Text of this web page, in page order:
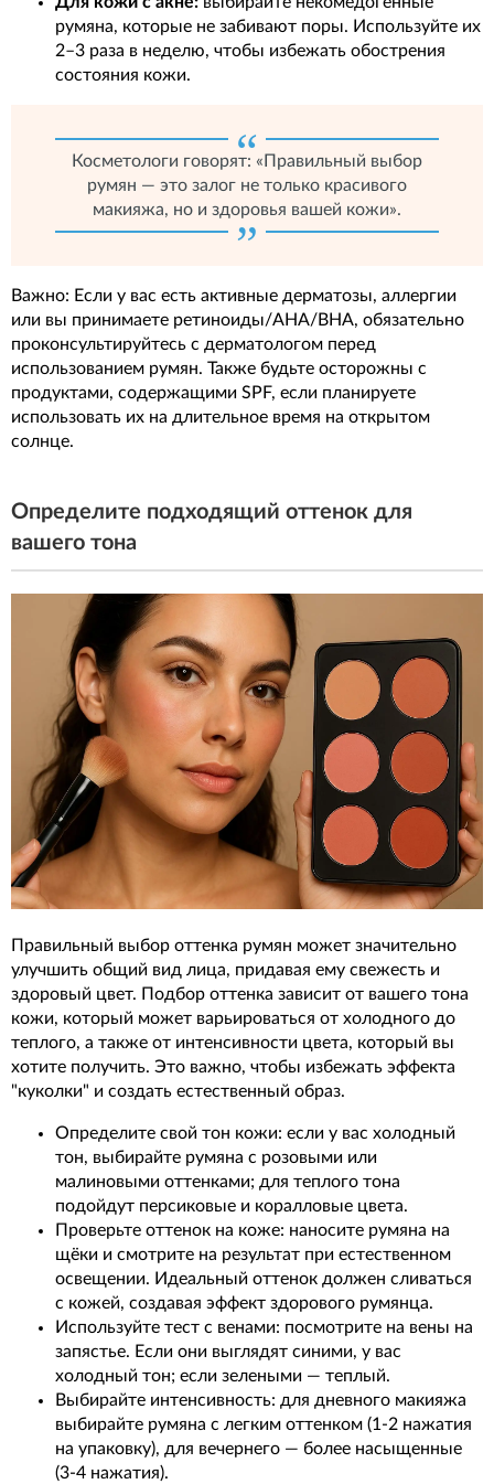
румяна, которые не забивают поры. Используйте их
2–3 раза в неделю, чтобы избежать обострения
состояния кожи.
Косметологи говорят: «Правильный выбор
румян — это залог не только красивого
макияжа, но и здоровья вашей кожи».
Важно: Если у вас есть активные дерматозы, аллергии
или вы принимаете ретиноиды/AHA/BHA, обязательно
проконсультируйтесь с дерматологом перед
использованием румян. Также будьте осторожны с
продуктами, содержащими SPF, если планируете
использовать их на длительное время на открытом
солнце.
Определите подходящий оттенок для
вашего тона
Правильный выбор оттенка румян может значительно
улучшить общий вид лица, придавая ему свежесть и
здоровый цвет. Подбор оттенка зависит от вашего тона
кожи, который может варьироваться от холодного до
теплого, а также от интенсивности цвета, который вы
хотите получить. Это важно, чтобы избежать эффекта
"куколки" и создать естественный образ.
Определите свой тон кожи: если у вас холодный
тон, выбирайте румяна с розовыми или
малиновыми оттенками; для теплого тона
подойдут персиковые и коралловые цвета.
Проверьте оттенок на коже: наносите румяна на
щёки и смотрите на результат при естественном
освещении. Идеальный оттенок должен сливаться
с кожей, создавая эффект здорового румянца.
Используйте тест с венами: посмотрите на вены на
запястье. Если они выглядят синими, у вас
холодный тон; если зелеными — теплый.
Выбирайте интенсивность: для дневного макияжа
выбирайте румяна с легким оттенком (1-2 нажатия
на упаковку), для вечернего — более насыщенные
(3-4 нажатия).